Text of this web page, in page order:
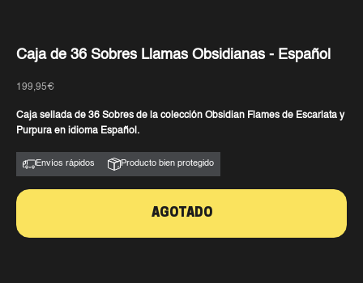
Caja de 36 Sobres Llamas Obsidianas - Español
Precio de oferta
199,95€
Caja sellada de 36 Sobres de la colección Obsidian Flames de Escarlata y
Purpura en idioma Español.
Envíos rápidos Producto bien protegido
AGOTADO